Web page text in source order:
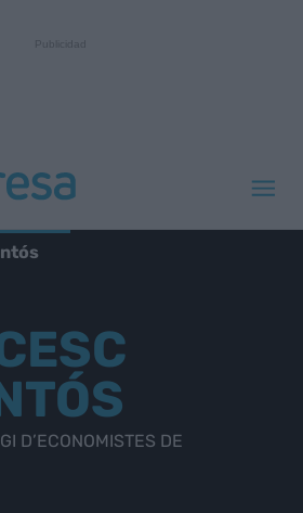
D’ECONOMISTES DE